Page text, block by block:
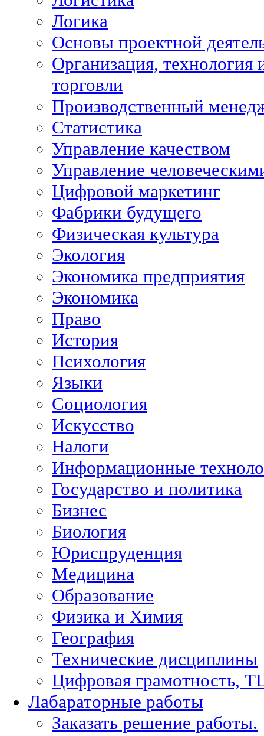
Логика
Основы проектной
Организация, технология
торговли
Производственный
Статистика
Управление качеством
Управление
Цифровой маркетинг
Фабрики будущего
Физическая культура
Экология
Экономика предприятия
Экономика
Право
История
Психология
Языки
Социология
Искусство
Налоги
Информационные
Государство и политика
Бизнес
Биология
Юриспруденция
Медицина
Образование
Физика и Химия
География
Технические дисциплины
Цифровая грамотность,
Лабараторные работы
Заказать решение работы.